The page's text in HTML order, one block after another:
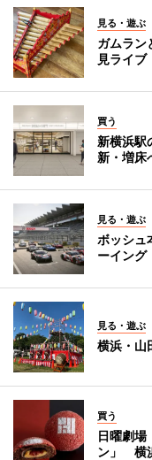
見る・遊ぶ
ガムラ
見ライブ
買う
新横浜駅
新・増床
見る・遊ぶ
ボッシュ
ーイング
見る・遊ぶ
横浜・山
買う
日曜劇場
ン」 横